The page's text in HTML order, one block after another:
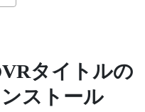
タイトルの
ストール